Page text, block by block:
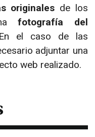
originales de los
fotografía del
En el caso de las
adjuntar una
web realizado.